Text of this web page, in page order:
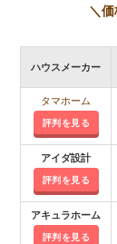
＼
ハウスメーカー
タマホーム
評判を見る
アイダ設計
評判を見る
アキュラホーム
評判を見る